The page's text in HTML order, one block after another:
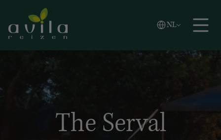
Zoeken
NL
Vlaams
English
The Serval